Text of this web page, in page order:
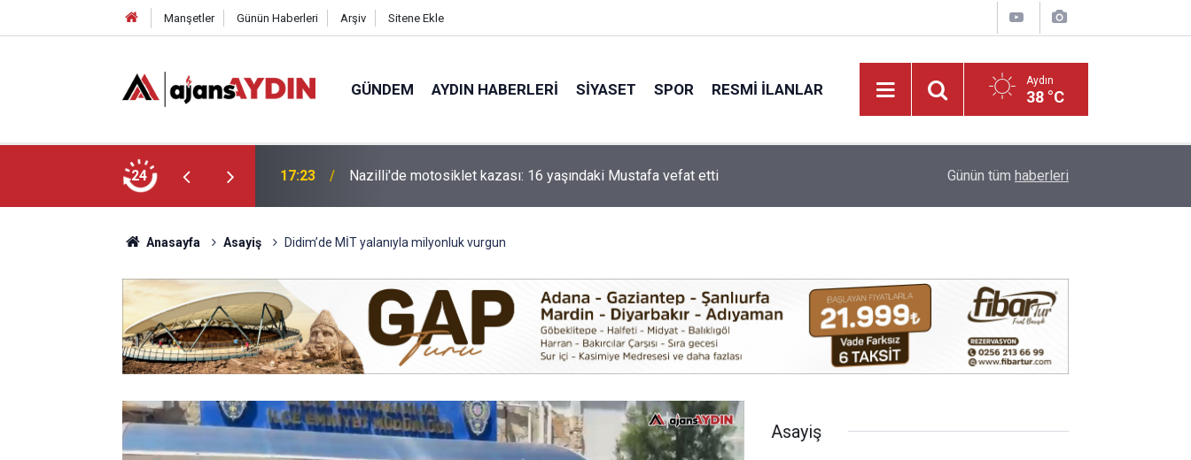
Manşetler Günün Haberleri Arşiv Sitene Ekle
GÜNDEM AYDIN HABERLERI SIYASET SPOR RESMI İLANLAR Aydın
38 °C
24
Mustafa vefat etti 17:12 Kuyucak'ta 5 dekar kestanelik yandı Aydın'da canına kıymak istedi: kemerin kopması
Günün tüm haberleri
Anasayfa Asayiş Didim’de MİT yalanıyla milyonluk vurgun
Asayiş